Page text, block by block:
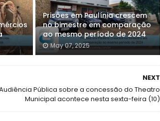
Prisões em Paulínia crescem
no bimestre em comparação
ao mesmo período de 2024
May 07, 2025
NEXT
Pública sobre a concessão do Theatro
Municipal acontece nesta sexta-feira (10)